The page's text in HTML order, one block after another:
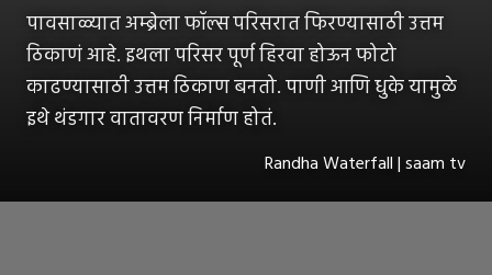
पावसाळ्यात अम्ब्रेला फॉल्स परिसरात फिरण्यासाठी उत्तम
ठिकाणं आहे. इथला परिसर पूर्ण हिरवा होऊन फोटो
काढण्यासाठी उत्तम ठिकाण बनतो. पाणी आणि धुके यामुळे
इथे थंडगार वातावरण निर्माण होतं.
Randha Waterfall | saam tv